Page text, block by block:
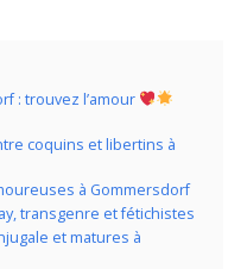
: trouvez l’amour
coquins et libertins à
à Gommersdorf
transgenre et fétichistes
et matures à